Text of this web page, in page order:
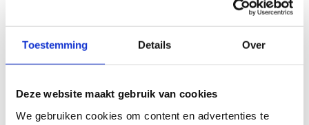
Toestemming Details Over
Deze website maakt gebruik van cookies
We gebruiken cookies om content en advertenties te
duidelijk en transparantte
communiceren over wat we op dit moment wel al weten:
De stopzetting van de uitbating maakt deel uit van
Deconcrete timingvan de stopzetting wordt nog
onderzocht, de centra werken voorlopig verder.